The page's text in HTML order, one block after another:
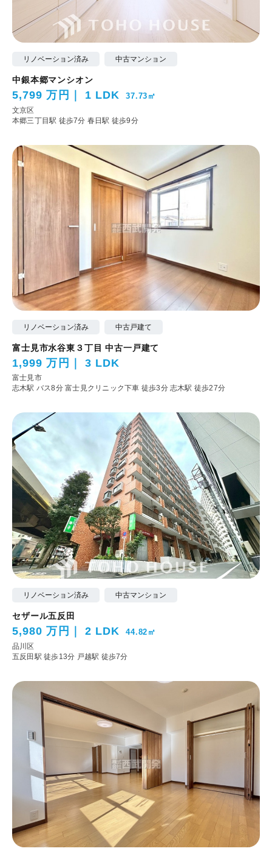
リノベーション済み 中古マンション
中銀本郷マンシオン
5,799 万円 1 LDK 37.73㎡
文京区
本郷三丁目駅 徒歩7分 春日駅 徒歩9分
リノベーション済み 中古戸建て
富士見市水谷東３丁目 中古一戸建て
1,999 万円 3 LDK
富士見市
志木駅 バス8分 富士見クリニック下車 徒歩3分 志木駅 徒歩27分
リノベーション済み 中古マンション
セザール五反田
5,980 万円 2 LDK 44.82㎡
品川区
五反田駅 徒歩13分 戸越駅 徒歩7分